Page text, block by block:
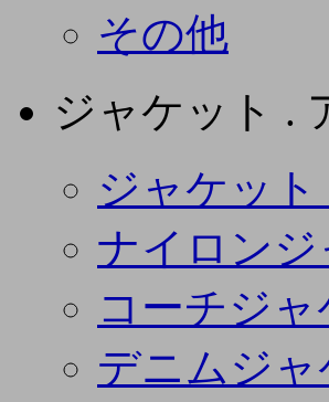
その他
ジャケット .
ジャケッ
ナイロンジ
コーチジャ
デニムジャ